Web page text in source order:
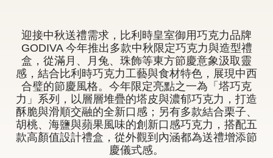
巧克力餅乾
巧克力磚/巧克力豆
G Cube 松露巧克力
可可粉/咖啡粉
甜點
迎接中秋送禮需求，比利時皇室御用巧克力品牌
GODIVA 今年推出多款中秋限定巧克力與造型禮
盒，從滿月、月兔、珠飾等東方節慶意象汲取靈
感，結合比利時巧克力工藝與食材特色，展現中西
合璧的節慶風格。今年限定亮點之一為「塔巧克
力」系列，以層層堆疊的塔皮與濃郁巧克力，打造
酥脆與滑順交融的全新口感；另有多款結合栗子、
胡桃、海鹽與蘋果風味的創新口感巧克力，搭配五
款高顏值設計禮盒，從外觀到內涵都為送禮增添節
慶儀式感。